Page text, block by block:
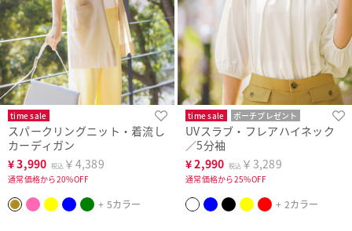
time sale
スパークリングニット・着流し
カーディガン
¥3,990 税込 ￥4,389
通常価格から20%OFF
+ 5カラー
time sale
ポーチプレゼント
洗濯機可
UVスラブ・フレアハイネック
／5分袖
¥2,990 税込 ￥3,289
通常価格から25%OFF
+ 2カラー